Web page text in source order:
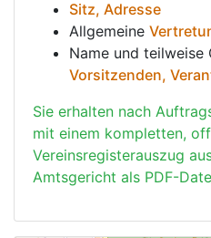
Sitz, Adresse
Allgemeine
Name und
Vorsitzenden,
Sie erhalten nach
mit einem kompletten,
Vereinsregisterauszug
Amtsgericht als PDF-